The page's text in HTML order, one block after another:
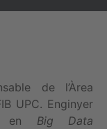
de l’Àrea
UPC. Enginyer
en Big Data